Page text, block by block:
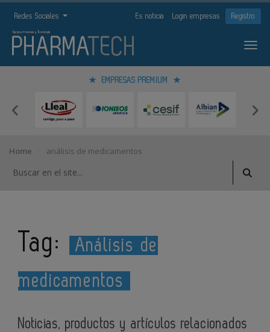
Redes Sociales Es noticia Login empresas Registro
EMPRESAS PREMIUM
Home análisis de medicamentos
Tag:
Análisis de
medicamentos
Noticias, productos y artículos relacionados